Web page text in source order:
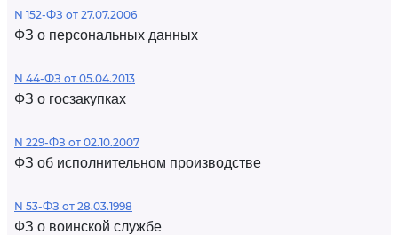
N 152-ФЗ от 27.07.2006
ФЗ о персональных данных
N 44-ФЗ от 05.04.2013
ФЗ о госзакупках
N 229-ФЗ от 02.10.2007
ФЗ об исполнительном производстве
N 53-ФЗ от 28.03.1998
ФЗ о воинской службе